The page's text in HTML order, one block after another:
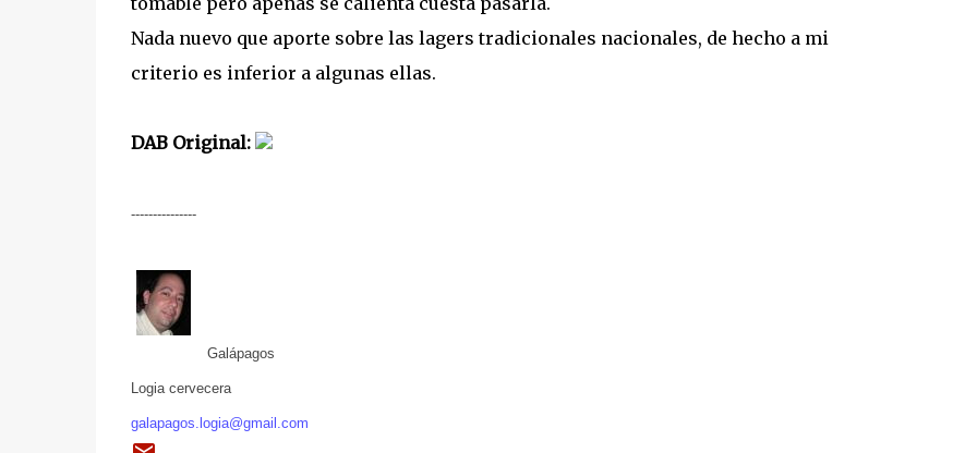
Nada nuevo que aporte sobre las lagers tradicionales nacionales, de hecho a mi
criterio es inferior a algunas ellas.
DAB Original:
---------------
Galápagos
Logia cervecera
galapagos.logia@gmail.com